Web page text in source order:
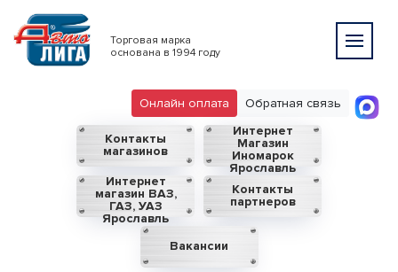
Торговая марка
основана в 1994 году
Обратная связь
Онлайн оплата
Контакты
магазинов
Интернет
Магазин
Иномарок
Ярославль
Интернет
магазин ВАЗ,
ГАЗ, УАЗ
Ярославль
Контакты
партнеров
Вакансии